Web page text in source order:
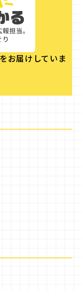
お届けしていま